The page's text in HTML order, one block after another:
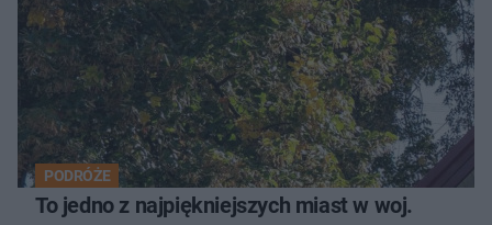
PODRÓŻE
To jedno z najpiękniejszych miast w woj.